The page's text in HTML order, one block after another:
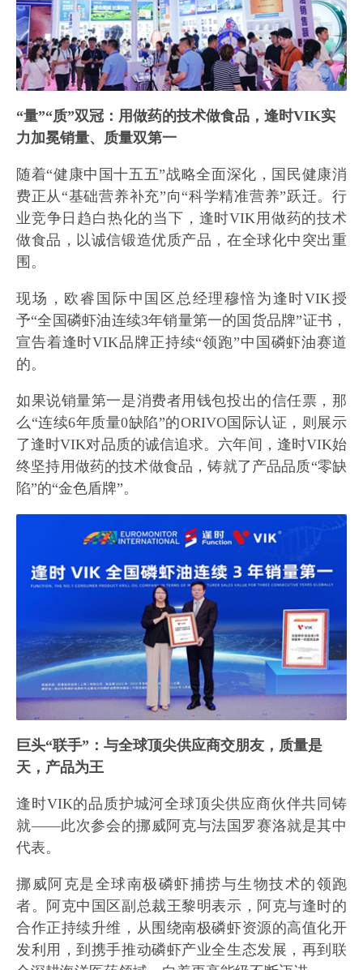
“量”“质”双冠：用做药的技术做食品，逢时VIK实
力加冕销量、质量双第一
随着“健康中国十五五”战略全面深化，国民健康消
费正从“基础营养补充”向“科学精准营养”跃迁。行
业竞争日趋白热化的当下，逢时VIK用做药的技术
做食品，以诚信锻造优质产品，在全球化中突出重
围。
现场，欧睿国际中国区总经理穆愔为逢时VIK授
予“全国磷虾油连续3年销量第一的国货品牌”证书，
宣告着逢时VIK品牌正持续“领跑”中国磷虾油赛道
的。
如果说销量第一是消费者用钱包投出的信任票，那
么“连续6年质量0缺陷”的ORIVO国际认证，则展示
了逢时VIK对品质的诚信追求。六年间，逢时VIK始
终坚持用做药的技术做食品，铸就了产品品质“零缺
陷”的“金色盾牌”。
巨头“联手”：与全球顶尖供应商交朋友，质量是
天，产品为王
逢时VIK的品质护城河全球顶尖供应商伙伴共同铸
就——此次参会的挪威阿克与法国罗赛洛就是其中
代表。
挪威阿克是全球南极磷虾捕捞与生物技术的领跑
者。阿克中国区副总裁王黎明表示，阿克与逢时的
合作正持续升维，从围绕南极磷虾资源的高值化开
发利用，到携手推动磷虾产业全生态发展，再到联